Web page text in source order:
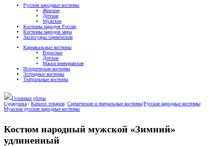
Русские народные костюмы
Женские
Детские
Мужские
Костюмы народов России
Костюмы народов мира
Аксессуары сценические
Карнавальные костюмы
Взрослые
Детские
Маски венецианские
Исторические костюмы
Эстрадные костюмы
Театральные костюмы
Головные уборы
Сударушка / Каталог товаров/ Сценические и театральные костюмы/Русские народные костюмы/
Мужские русские народные костюмы
Костюм народный мужской «Зимний»
удлиненный